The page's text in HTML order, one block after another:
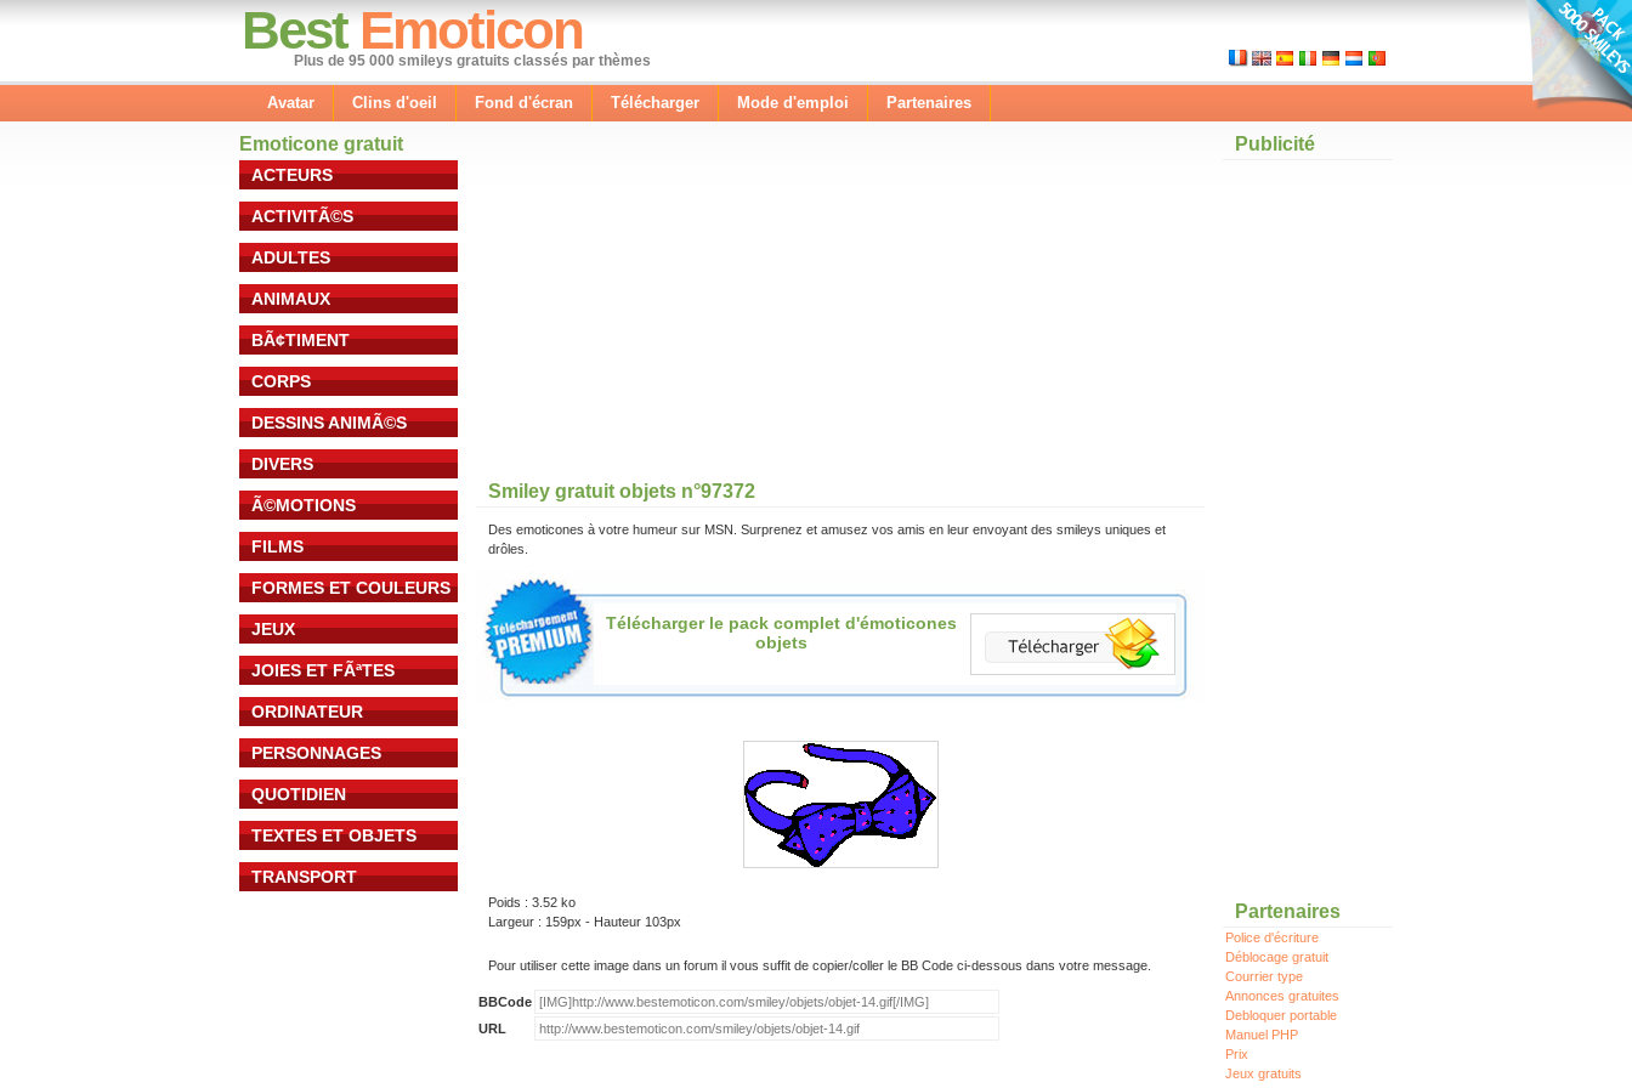
Best Emoticon
Plus de 95 000 smileys gratuits classés par thèmes
Avatar Clins d'oeil Fond d'écran Télécharger Mode d'emploi Partenaires
Emoticone gratuit
ACTEURS
ACTIVITÃ©S
ADULTES
ANIMAUX
BÃ¢TIMENT
CORPS
DESSINS ANIMÃ©S
DIVERS
Ã©MOTIONS
FILMS
FORMES ET COULEURS
JEUX
JOIES ET FÃªTES
ORDINATEUR
PERSONNAGES
QUOTIDIEN
TEXTES ET OBJETS
TRANSPORT
Smiley gratuit objets n°97372
Des emoticones à votre humeur sur MSN. Surprenez et amusez vos amis en leur envoyant des smileys uniques et
drôles.
Télécharger le pack complet d'émoticones
objets
Poids : 3.52 ko
Largeur : 159px - Hauteur 103px
Pour utiliser cette image dans un forum il vous suffit de copier/coller le BB Code ci-dessous dans votre message.
BBCode
URL
Publicité
Partenaires
Police d'écriture
Déblocage gratuit
Courrier type
Annonces gratuites
Debloquer portable
Manuel PHP
Prix
Jeux gratuits